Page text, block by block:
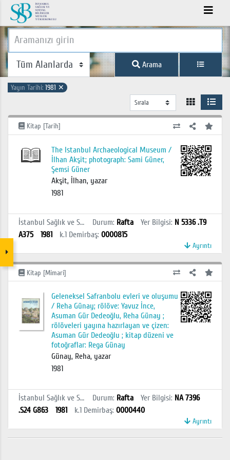
Arama
Yayın Tarihi: 1981 ✕
Kitap [Tarih]
The Istanbul Archaeological Museum /
İlhan Akşit; photograph: Sami Güner,
Şemsi Güner
Akşit, İlhan, yazar
1981
İstanbul Sağlık ve Sosyal Bilimler MYO Kütüphanesi Durum: Rafta Yer Bilgisi: N 5336 .T9
A375
1981 k.1 Demirbaş: 0000815
Ayrıntı
Kitap [Mimari]
Geleneksel Safranbolu evleri ve oluşumu
/ Reha Günay; rölöve: Yavuz İnce,
Asuman Gür Dedeoğlu, Reha Günay ;
rölöveleri yayına hazırlayan ve çizen:
Asuman Gür Dedeoğlu ; kitap düzeni ve
fotoğraflar: Rega Günay
Günay, Reha, yazar
1981
İstanbul Sağlık ve Sosyal Bilimler MYO Kütüphanesi Durum: Rafta Yer Bilgisi: NA 7396
.S24 G863
1981 k.1 Demirbaş: 0000440
Ayrıntı